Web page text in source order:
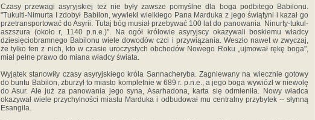
Czasy przewagi asyryjskiej też nie były zawsze pomyślne dla boga podbitego Babilonu.
"Tukulti-Nimurta I zdobył Babilon, wywlekł wielkiego Pana Marduka z jego świątyni i kazał go
przetransportować do Asyrii. Tutaj bóg musiał przebywać 100 lat do panowania Ninurty-tukul-
aszszura (około r, 1140 p.n.e.)". Na ogół królowie asyryjscy okazywali boskiemu władcy
dziesięciobramnego Babilonu wiele dowodów czci i przywiązania. Weszło nawet w zwyczaj,
że tylko ten z nich, kto w czasie uroczystych obchodów Nowego Roku „ujmował rękę boga",
miał pełne prawo do miana władcy świata.
Wyjątek stanowiły czasy asyryjskiego króla Sannacheryba. Zagniewany na wiecznie gotowy
do buntu Babilon, zburzył to miasto kompletnie w 689 r. p.n.e., a jego boga wywiózł w niewolę
do Asur. Ale już za panowania jego syna, Asarhadona, karta się odmieniła. Nowy władca
okazywał wiele przychylności miastu Marduka i odbudował mu centralny przybytek -- słynną
Esangila.